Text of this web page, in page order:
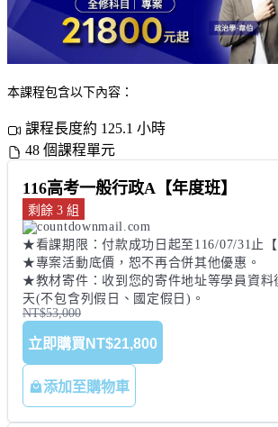
本課程包含以下內容：
課程長度約 125.1 小時
48 個課程單元
116高考一般行政A【年度班】
剩餘 3 組
★看課期限：付款成功日起至116/07/31止
★專案活動底價，恕不再合併其他優惠。
★教材寄件：收到您的寄件地址等學員資料
天(不包含列假日、國定假日)。
NT$53,000
立即購買 NT$21,800
添加至購物車